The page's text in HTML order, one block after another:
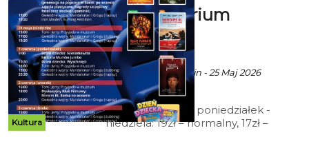
Kultura
Kino Kryterium
zaprasza
ekoszalin POLECA
Ala za CK 105 Koszalin - 25 Maj 2026
godz. 11:20
Cennik: Bilety 2D poniedziałek -
niedziela: 19zł – normalny, 17zł –